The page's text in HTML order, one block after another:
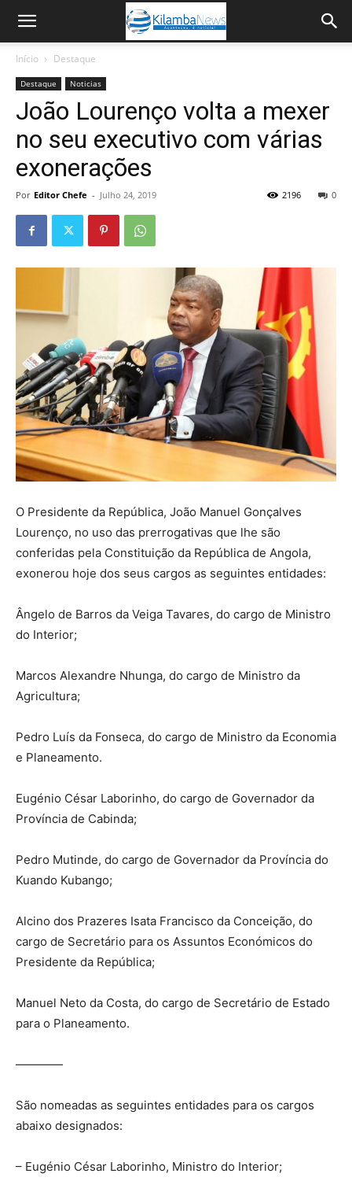
Início Destaque
Destaque Noticias
João Lourenço volta a mexer
no seu executivo com várias
exonerações
Por Editor Chefe - Julho 24, 2019 0
2196
O Presidente da República, João Manuel Gonçalves
Lourenço, no uso das prerrogativas que lhe são
conferidas pela Constituição da República de Angola,
exonerou hoje dos seus cargos as seguintes entidades:
Ângelo de Barros da Veiga Tavares, do cargo de Ministro
do Interior;
Marcos Alexandre Nhunga, do cargo de Ministro da
Agricultura;
Pedro Luís da Fonseca, do cargo de Ministro da Economia
e Planeamento.
Eugénio César Laborinho, do cargo de Governador da
Província de Cabinda;
Pedro Mutinde, do cargo de Governador da Província do
Kuando Kubango;
Alcino dos Prazeres Isata Francisco da Conceição, do
cargo de Secretário para os Assuntos Económicos do
Presidente da República;
Manuel Neto da Costa, do cargo de Secretário de Estado
para o Planeamento.
————
São nomeadas as seguintes entidades para os cargos
abaixo designados:
– Eugénio César Laborinho, Ministro do Interior;